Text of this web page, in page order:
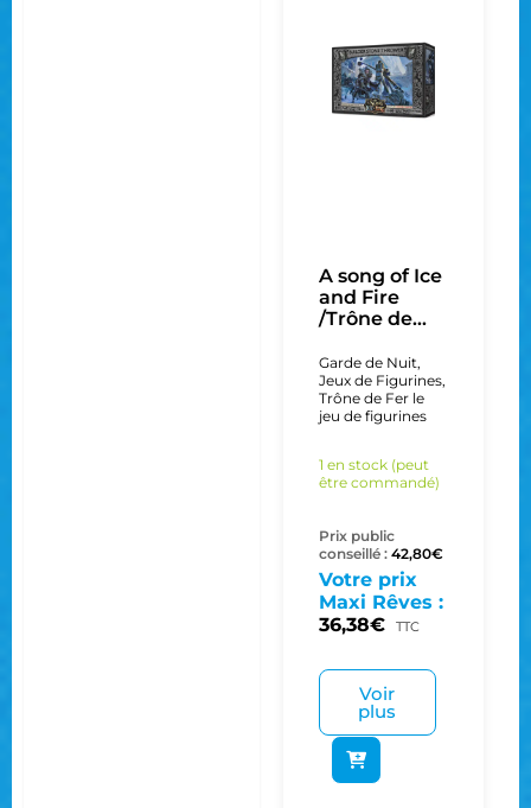
A song of Ice
and Fire
/Trône de...
Garde de Nuit,
Jeux de Figurines,
Trône de Fer le
jeu de figurines
1 en stock (peut
être commandé)
Prix public
conseillé : 42,80€
Votre prix
Maxi Rêves :
36,38€ TTC
Voir
plus